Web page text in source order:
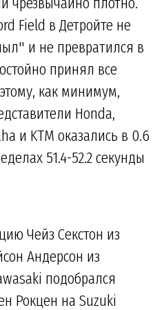
Field в Детройте не
и не превратился в
принял все
как минимум,
Honda,
и KTM оказались в 0.6
51.4-52.2 секунды
Чейз Секстон из
Андерсон из
подобрался
Рокцен на Suzuki